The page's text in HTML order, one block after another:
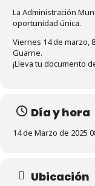
La Administración
oportunidad única.
Viernes 14 de marzo,
Guarne.
¡Lleva tu documento
Día y hora
14 de Marzo de 2025
Ubicación